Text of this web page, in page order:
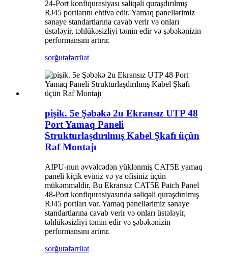
24-Port konfiqurasiyası səliqəli quraşdırılmış
RJ45 portlarını ehtiva edir. Yamaq panellərimiz
sənaye standartlarına cavab verir və onları
üstələyir, təhlükəsizliyi təmin edir və şəbəkənizin
performansını artırır.
sorğutəfərrüat
pişik. 5e Şəbəkə 2u Ekransız UTP 48
Port Yamaq Paneli
Strukturlaşdırılmış Kabel Şkafı üçün
Raf Montajı
AIPU-nun əvvəlcədən yüklənmiş CAT5E yamaq
paneli kiçik eviniz və ya ofisiniz üçün
mükəmməldir. Bu Ekransız CAT5E Patch Panel
48-Port konfiqurasiyasında səliqəli quraşdırılmış
RJ45 portları var. Yamaq panellərimiz sənaye
standartlarına cavab verir və onları üstələyir,
təhlükəsizliyi təmin edir və şəbəkənizin
performansını artırır.
sorğutəfərrüat